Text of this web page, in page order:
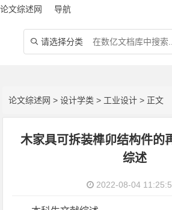
论文综述网 导航
 请选择分类
论文综述网 >设计学类 > 工业设计 > 正文
木家具可拆装榫卯结构件的
综述
2022-08-04